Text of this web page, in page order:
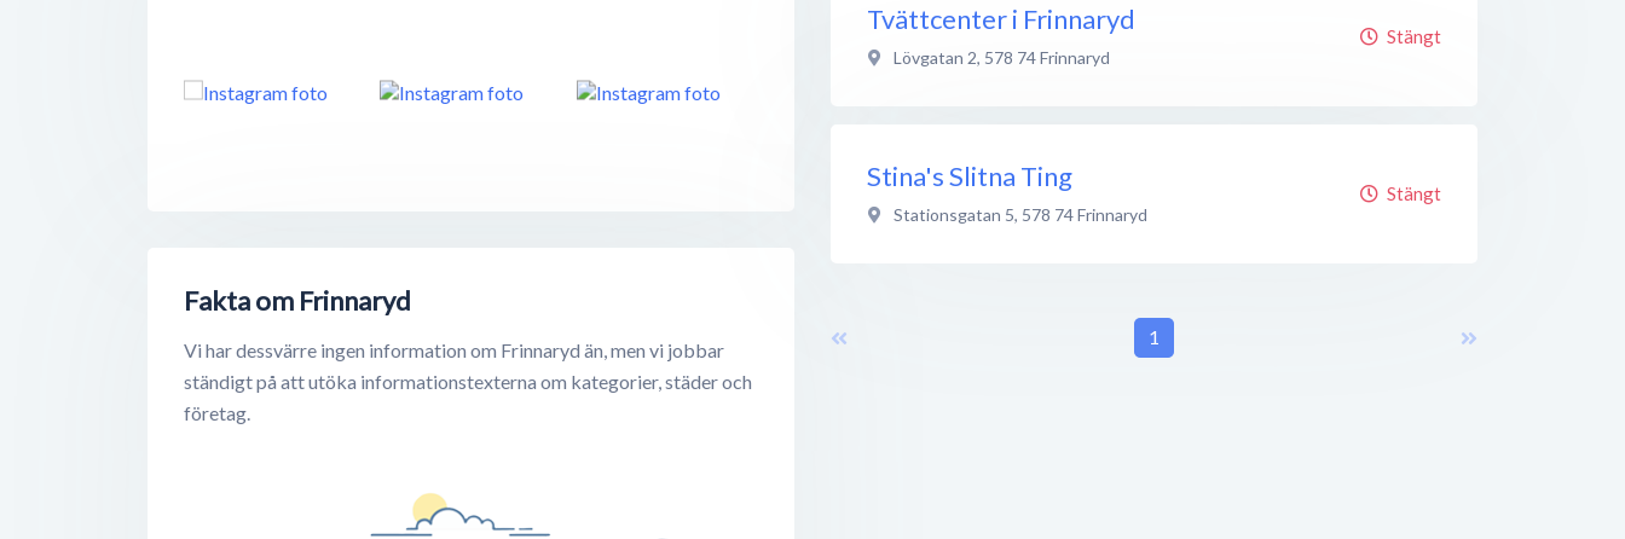
Fakta om Frinnaryd
Vi har dessvärre ingen information om Frinnaryd än, men vi jobbar
ständigt på att utöka informationstexterna om kategorier, städer och
företag.
Tvättcenter i Frinnaryd
Lövgatan 2, 578 74Frinnaryd
Stängt
Stina's Slitna Ting
Stationsgatan 5, 578 74Frinnaryd
Stängt
1